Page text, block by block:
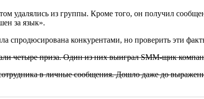
удалялись из группы. Кроме того, он получил
за язык».
спродюсирована конкурентами, но проверить эти
четыре приза. Один из них выиграл SMM-щик
в личные сообщения. Дошло даже до